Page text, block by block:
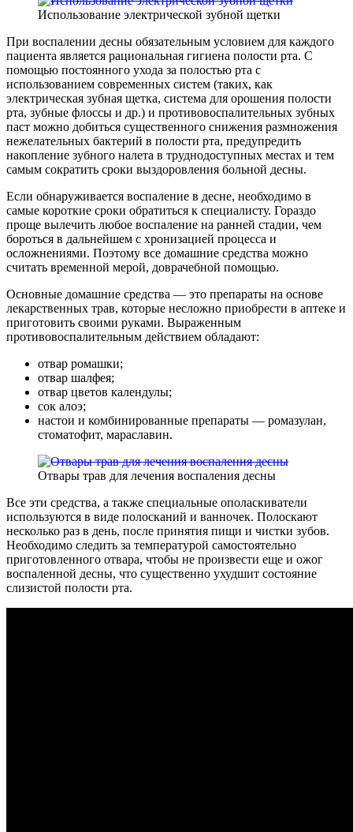
Использование электрической зубной щетки
При воспалении десны обязательным условием для каждого
пациента является рациональная гигиена полости рта. С
помощью постоянного ухода за полостью рта с
использованием современных систем (таких, как
электрическая зубная щетка, система для орошения полости
рта, зубные флоссы и др.) и противовоспалительных зубных
паст можно добиться существенного снижения размножения
нежелательных бактерий в полости рта, предупредить
накопление зубного налета в труднодоступных местах и тем
самым сократить сроки выздоровления больной десны.
Если обнаруживается воспаление в десне, необходимо в
самые короткие сроки обратиться к специалисту. Гораздо
проще вылечить любое воспаление на ранней стадии, чем
бороться в дальнейшем с хронизацией процесса и
осложнениями. Поэтому все домашние средства можно
считать временной мерой, доврачебной помощью.
Основные домашние средства — это препараты на основе
лекарственных трав, которые несложно приобрести в аптеке и
приготовить своими руками. Выраженным
противовоспалительным действием обладают:
отвар ромашки;
отвар шалфея;
отвар цветов календулы;
сок алоэ;
настои и комбинированные препараты — ромазулан,
стоматофит, мараславин.
Отвары трав для лечения воспаления десны
Все эти средства, а также специальные ополаскиватели
используются в виде полосканий и ванночек. Полоскают
несколько раз в день, после принятия пищи и чистки зубов.
Необходимо следить за температурой самостоятельно
приготовленного отвара, чтобы не произвести еще и ожог
воспаленной десны, что существенно ухудшит состояние
слизистой полости рта.